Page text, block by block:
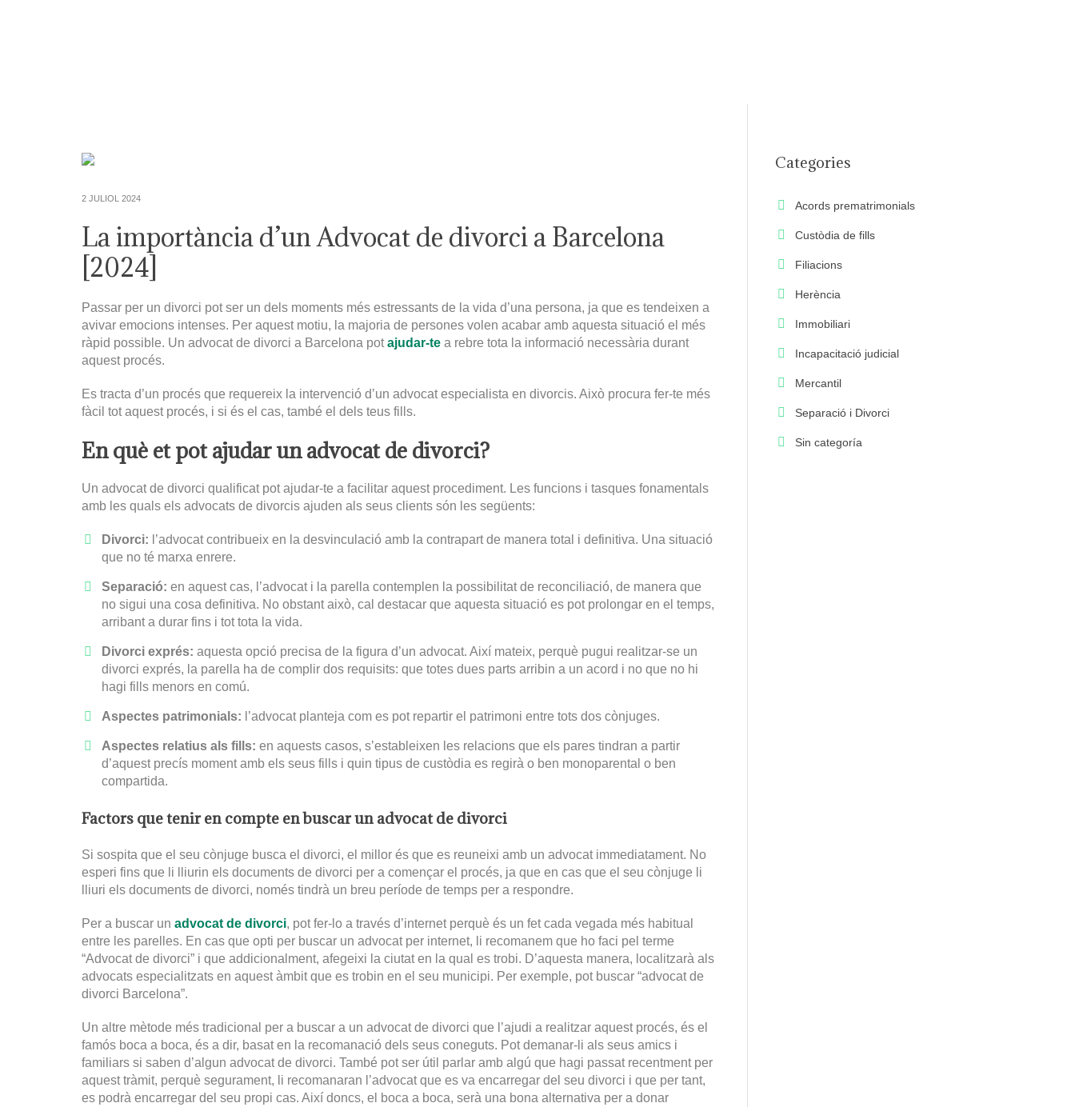
2 JULIOL 2024
La importància d’un Advocat de divorci a Barcelona
[2024]
Passar per un divorci pot ser un dels moments més estressants de la vida d’una persona, ja que es tendeixen a
avivar emocions intenses. Per aquest motiu, la majoria de persones volen acabar amb aquesta situació el més
ràpid possible. Un advocat de divorci a Barcelona potajudar-te a rebre tota la informació necessària durant
aquest procés.
Es tracta d’un procés que requereix la intervenció d’un advocat especialista en divorcis. Això procura fer-te més
fàcil tot aquest procés, i si és el cas, també el dels teus fills.
En què et pot ajudar un advocat de divorci?
Un advocat de divorci qualificat pot ajudar-te a facilitar aquest procediment. Les funcions i tasques fonamentals
amb les quals els advocats de divorcis ajuden als seus clients són les següents:
Divorci: l’advocat contribueix en la desvinculació amb la contrapart de manera total i definitiva. Una situació
que no té marxa enrere.
Separació: en aquest cas, l’advocat i la parella contemplen la possibilitat de reconciliació, de manera que
no sigui una cosa definitiva. No obstant això, cal destacar que aquesta situació es pot prolongar en el temps,
arribant a durar fins i tot tota la vida.
Divorci exprés: aquesta opció precisa de la figura d’un advocat. Així mateix, perquè pugui realitzar-se un
divorci exprés, la parella ha de complir dos requisits: que totes dues parts arribin a un acord i no que no hi
hagi fills menors en comú.
Aspectes patrimonials: l’advocat planteja com es pot repartir el patrimoni entre tots dos cònjuges.
Aspectes relatius als fills: en aquests casos, s’estableixen les relacions que els pares tindran a partir
d’aquest precís moment amb els seus fills i quin tipus de custòdia es regirà o ben monoparental o ben
compartida.
Factors que tenir en compte en buscar un advocat de divorci
Si sospita que el seu cònjuge busca el divorci, el millor és que es reuneixi amb un advocat immediatament. No
esperi fins que li lliurin els documents de divorci per a començar el procés, ja que en cas que el seu cònjuge li
lliuri els documents de divorci, només tindrà un breu període de temps per a respondre.
Per a buscar un advocat de divorci, pot fer-lo a través d’internet perquè és un fet cada vegada més habitual
entre les parelles. En cas que opti per buscar un advocat per internet, li recomanem que ho faci pel terme
“Advocat de divorci” i que addicionalment, afegeixi la ciutat en la qual es trobi. D’aquesta manera, localitzarà als
advocats especialitzats en aquest àmbit que es trobin en el seu municipi. Per exemple, pot buscar “advocat de
divorci Barcelona”.
Un altre mètode més tradicional per a buscar a un advocat de divorci que l’ajudi a realitzar aquest procés, és el
famós boca a boca, és a dir, basat en la recomanació dels seus coneguts. Pot demanar-li als seus amics i
familiars si saben d’algun advocat de divorci. També pot ser útil parlar amb algú que hagi passat recentment per
aquest tràmit, perquè segurament, li recomanaran l’advocat que es va encarregar del seu divorci i que per tant,
es podrà encarregar del seu propi cas. Així doncs, el boca a boca, serà una bona alternativa per a donar
Categories
Acords prematrimonials
Custòdia de fills
Filiacions
Herència
Immobiliari
Incapacitació judicial
Mercantil
Separació i Divorci
Sin categoría